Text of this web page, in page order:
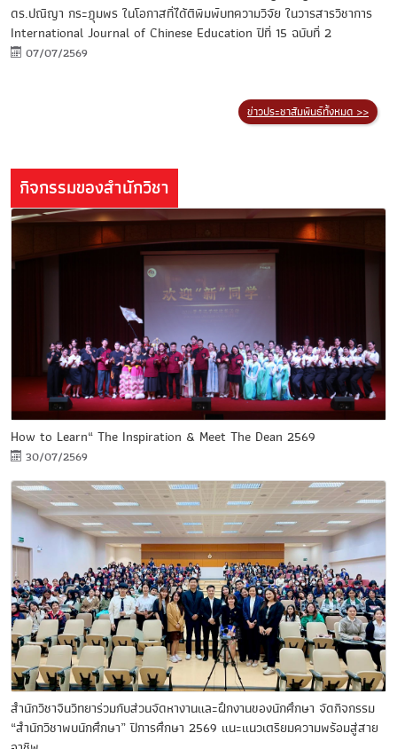
ดร.ปณีญา กระฎุมพร ในโอกาสที่ได้ตีพิมพ์บทความวิจัย ในวารสารวิชาการ
International Journal of Chinese Education ปีที่ 15 ฉบับที่ 2
07/07/2569
ข่าวประชาสัมพันธ์ทั้งหมด >>
กิจกรรมของสำนักวิชา
How to Learn“ The Inspiration & Meet The Dean 2569
30/07/2569
สำนักวิชาจีนวิทยาร่วมกับส่วนจัดหางานและฝึกงานของนักศึกษา จัดกิจกรรม
“สำนักวิชาพบนักศึกษา” ปีการศึกษา 2569 แนะแนวเตรียมความพร้อมสู่สาย